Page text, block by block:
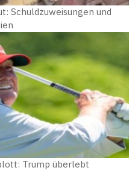
Schuldzuweisungen und
Trump überlebt